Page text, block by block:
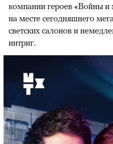
компании героев «Войны и
на месте сегодняшнего
светских салонов и
интриг.